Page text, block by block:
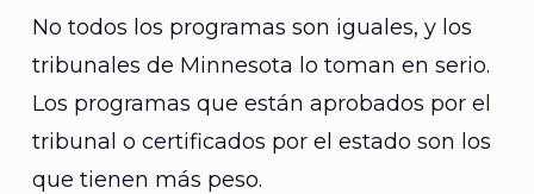
No todos los programas son iguales, y los
tribunales de Minnesota lo toman en serio.
Los programas que están aprobados por el
tribunal o certificados por el estado son los
que tienen más peso.